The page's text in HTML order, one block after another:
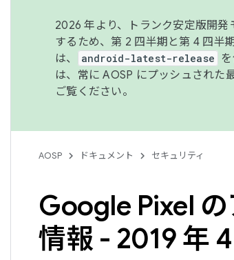
2026 年より、トランク安定版開
するため、第 2 四半期と第 4 四半
は、
android-latest-release
は、常に AOSP にプッシュされた
ご覧ください。
AOSP ドキュメント セキュリティ
Google Pixel
情報 - 2019 年